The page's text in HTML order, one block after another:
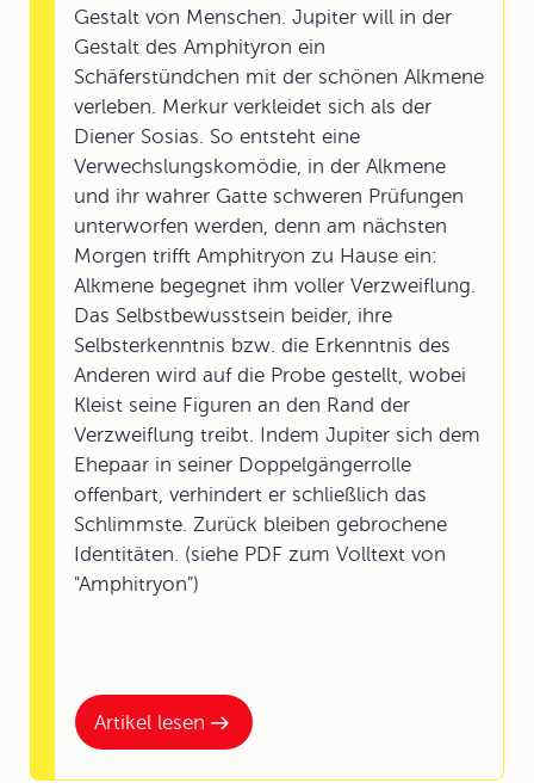
Artikel lesen
Gestalt von Menschen. Jupiter will in der
Gestalt des Amphityron ein
Schäferstündchen mit der schönen Alkmene
verleben. Merkur verkleidet sich als der
Diener Sosias. So entsteht eine
Verwechslungskomödie, in der Alkmene
und ihr wahrer Gatte schweren Prüfungen
unterworfen werden, denn am nächsten
Morgen trifft Amphitryon zu Hause ein:
Alkmene begegnet ihm voller Verzweiflung.
Das Selbstbewusstsein beider, ihre
Selbsterkenntnis bzw. die Erkenntnis des
Anderen wird auf die Probe gestellt, wobei
Kleist seine Figuren an den Rand der
Verzweiflung treibt. Indem Jupiter sich dem
Ehepaar in seiner Doppelgängerrolle
offenbart, verhindert er schließlich das
Schlimmste. Zurück bleiben gebrochene
Identitäten. (siehe PDF zum Volltext von
"Amphitryon")